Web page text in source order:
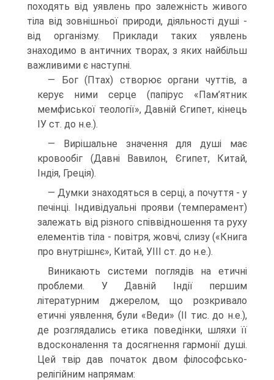
походять від уяв­лень про залежність живого
тіла від зовнішньої природи, діяльності душі -
від організму. Приклади таких уявлень
знаходимо в античних творах, з яких найбільш
важливими є наступні.
— Бог (Птах) створює органи чуттів, а
керує ними серце (папірус «Пам’ятник
мемфиської теології», Давній Єгипет, кінець
ІУ ст. до н.е.).
— Вирішальне значення для душі має
кровообіг (Давні Вавилон, Єгипет, Китай,
Індія, Греція).
— Думки знаходяться в серці, а почуття - у
печінці. Індивідуальні прояви (темперамент)
залежать від різного співвідношення та руху
елементів тіла - повітря, жовчі, слизу («Книга
про внутрішнє», Китай, УІІІ ст. до н.е.).
Виникають системи поглядів на етичні
проблеми. У Давній Індії пе­ршим
літературним джерелом, що розкривало
етичні уявлення, були «Веди» (ІІ тис. до н.е.),
де розглядались етика поведінки, шляхи її
вдос­коналення та досягнення гармонії душі.
Цей твір дав початок двом фі­лософсько-
релігійним напрямам: